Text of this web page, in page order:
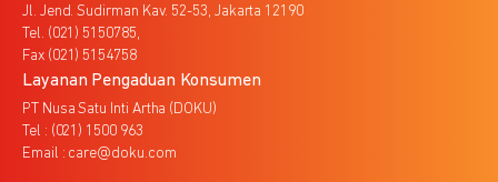
Jl. Jend. Sudirman Kav. 52-53, Jakarta 12190
Tel. (021) 5150785,
Fax (021) 5154758
Layanan Pengaduan Konsumen
PT Nusa Satu Inti Artha (DOKU)
Tel : (021) 1500 963
Email : care@doku.com